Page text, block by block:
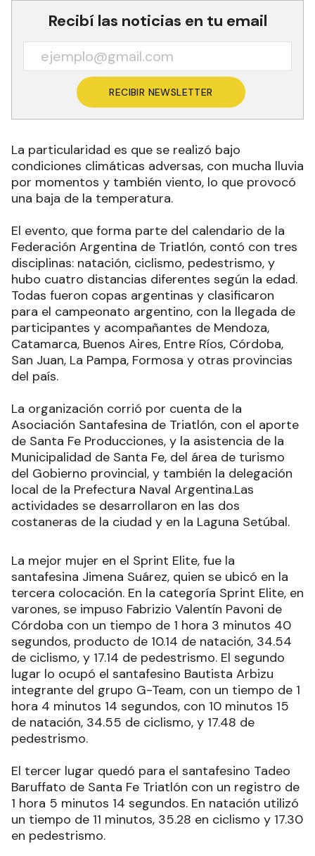
Recibí las noticias en tu email
RECIBIR NEWSLETTER
La particularidad es que se realizó bajo
condiciones climáticas adversas, con mucha lluvia
por momentos y también viento, lo que provocó
una baja de la temperatura.
El evento, que forma parte del calendario de la
Federación Argentina de Triatlón, contó con tres
disciplinas: natación, ciclismo, pedestrismo, y
hubo cuatro distancias diferentes según la edad.
Todas fueron copas argentinas y clasificaron
para el campeonato argentino, con la llegada de
participantes y acompañantes de Mendoza,
Catamarca, Buenos Aires, Entre Ríos, Córdoba,
San Juan, La Pampa, Formosa y otras provincias
del país.
La organización corrió por cuenta de la
Asociación Santafesina de Triatlón, con el aporte
de Santa Fe Producciones, y la asistencia de la
Municipalidad de Santa Fe, del área de turismo
del Gobierno provincial, y también la delegación
local de la Prefectura Naval Argentina.Las
actividades se desarrollaron en las dos
costaneras de la ciudad y en la Laguna Setúbal.
La mejor mujer en el Sprint Elite, fue la
santafesina Jimena Suárez, quien se ubicó en la
tercera colocación. En la categoría Sprint Elite, en
varones, se impuso Fabrizio Valentín Pavoni de
Córdoba con un tiempo de 1 hora 3 minutos 40
segundos, producto de 10.14 de natación, 34.54
de ciclismo, y 17.14 de pedestrismo. El segundo
lugar lo ocupó el santafesino Bautista Arbizu
integrante del grupo G-Team, con un tiempo de 1
hora 4 minutos 14 segundos, con 10 minutos 15
de natación, 34.55 de ciclismo, y 17.48 de
pedestrismo.
El tercer lugar quedó para el santafesino Tadeo
Baruffato de Santa Fe Triatlón con un registro de
1 hora 5 minutos 14 segundos. En natación utilizó
un tiempo de 11 minutos, 35.28 en ciclismo y 17.30
en pedestrismo.